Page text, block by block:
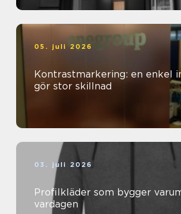
05. juli 2026
Kontrastmarkering: en enkel
gör stor skillnad
03. juli 2026
Profilkläder som bygger
vardagen